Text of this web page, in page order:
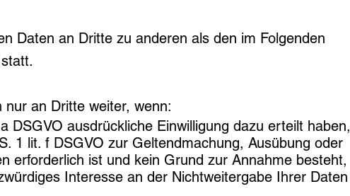
Daten an Dritte zu anderen als den im Folgenden
an Dritte weiter, wenn:
DSGVO ausdrückliche Einwilligung dazu erteilt haben,
1 lit. f DSGVO zur Geltendmachung, Ausübung oder
erforderlich ist und kein Grund zur Annahme besteht,
Interesse an der Nichtweitergabe Ihrer Daten